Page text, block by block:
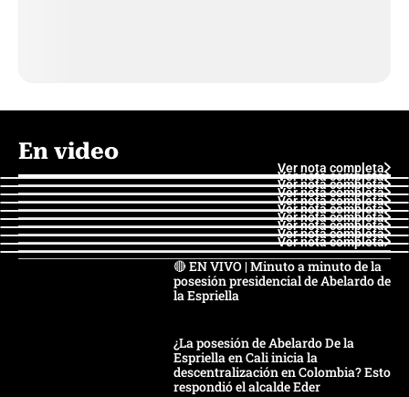
En video
Ver nota completa
Ver nota completa
Ver nota completa
Ver nota completa
Ver nota completa
Ver nota completa
Ver nota completa
Ver nota completa
Ver nota completa
Ver nota completa
🔴 EN VIVO | Minuto a minuto de la
posesión presidencial de Abelardo de
la Espriella
¿La posesión de Abelardo De la
Espriella en Cali inicia la
descentralización en Colombia? Esto
respondió el alcalde Eder